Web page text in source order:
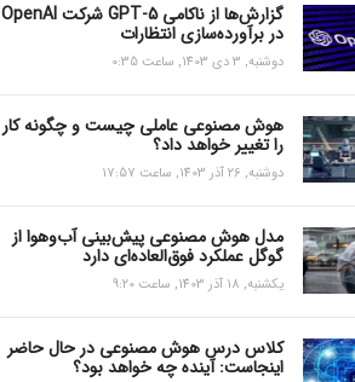
گزارش‌ها از ناکامی GPT-5 شرکت OpenAI
در برآورده‌سازی انتظارات
دوشنبه, 3 دی 1403, ساعت 0:35
هوش مصنوعی عاملی چیست و چگونه کار
را تغییر خواهد داد؟
دوشنبه, 26 آذر 1403, ساعت 17:57
مدل هوش مصنوعی پیش‌بینی آب‌و‌هوا از
گوگل عملکرد فوق‌العاده‌ای دارد
یکشنبه, 18 آذر 1403, ساعت 9:20
کلاس درس هوش مصنوعی در حال حاضر
اینجاست: آینده چه خواهد بود؟